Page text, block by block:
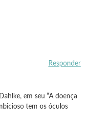
Responder
em seu “A doença
tem os óculos